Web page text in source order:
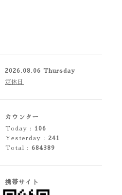
2026.08.06 Thursday
定休日
カウンター
Today : 106
Yesterday : 241
Total : 684389
携帯サイト